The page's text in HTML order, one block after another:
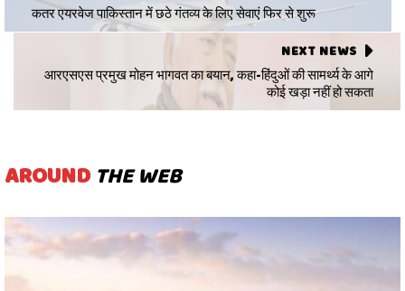
कतर एयरवेज पाकिस्तान में छठे गंतव्य के लिए सेवाएं फिर से शुरू
NEXT NEWS
आरएसएस प्रमुख मोहन भागवत का बयान, कहा-हिंदुओं की सामर्थ्य के आगे
कोई खड़ा नहीं हो सकता
AROUND THE WEB